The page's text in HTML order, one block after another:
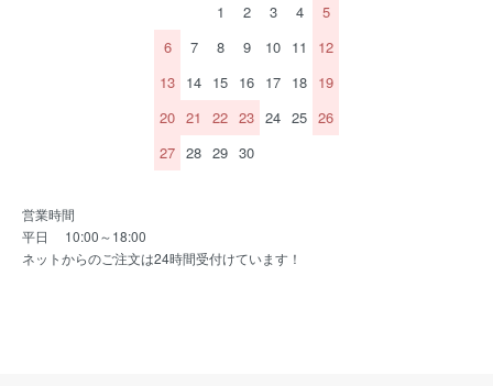
1
2 3 4
5
6
7 8 9 10 11
12
13 14 15 16 17 18 19
20 21 22 23 24 25 26
27 28 29 30
営業時間
平日 10:00～18:00
ネットからのご注文は24時間受付けています！